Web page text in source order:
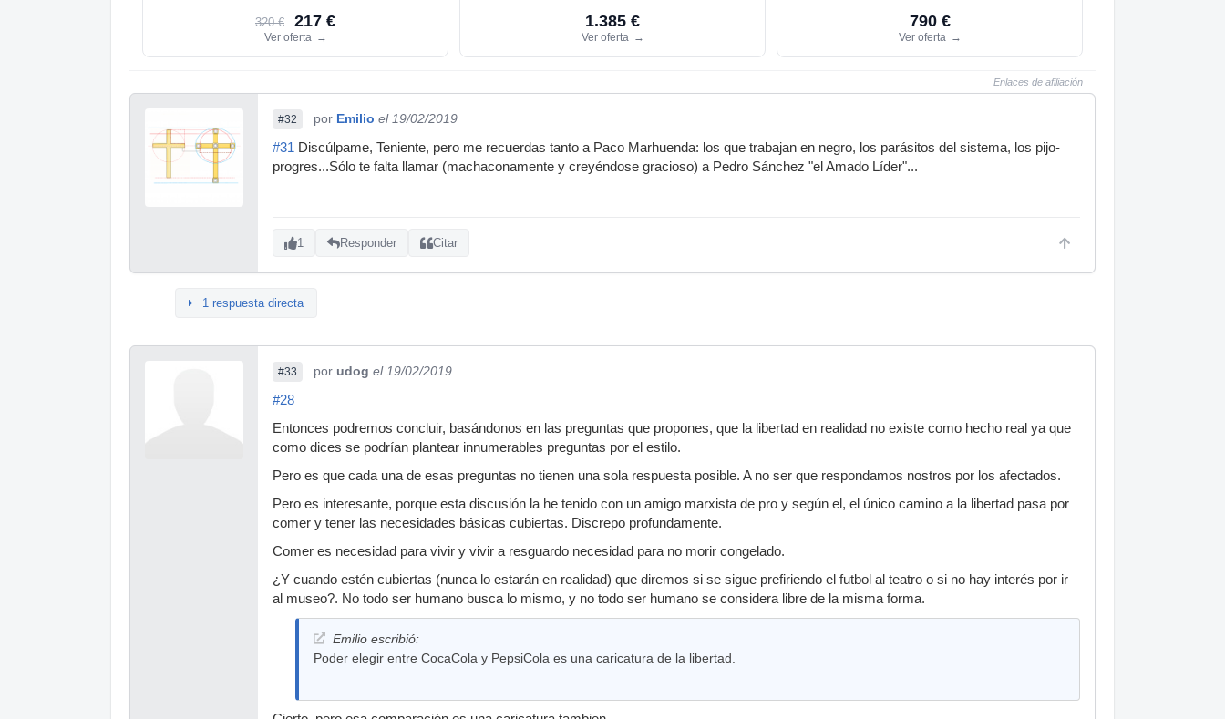
320 € 217 €
Ver oferta →
1.385 €
Ver oferta →
790 €
Ver oferta →
Enlaces de afiliación
#32 por Emilio el 19/02/2019
#31 Discúlpame, Teniente, pero me recuerdas tanto a Paco Marhuenda: los que trabajan en negro, los parásitos del sistema, los pijo-
progres...Sólo te falta llamar (machaconamente y creyéndose gracioso) a Pedro Sánchez "el Amado Líder"...
1 Responder Citar
1 respuesta directa
#33 por udog el 19/02/2019
#28
Entonces podremos concluir, basándonos en las preguntas que propones, que la libertad en realidad no existe como hecho real ya que
como dices se podrían plantear innumerables preguntas por el estilo.
Pero es que cada una de esas preguntas no tienen una sola respuesta posible. A no ser que respondamos nostros por los afectados.
Pero es interesante, porque esta discusión la he tenido con un amigo marxista de pro y según el, el único camino a la libertad pasa por
comer y tener las necesidades básicas cubiertas. Discrepo profundamente.
Comer es necesidad para vivir y vivir a resguardo necesidad para no morir congelado.
¿Y cuando estén cubiertas (nunca lo estarán en realidad) que diremos si se sigue prefiriendo el futbol al teatro o si no hay interés por ir
al museo?. No todo ser humano busca lo mismo, y no todo ser humano se considera libre de la misma forma.
Emilio escribió:
Poder elegir entre CocaCola y PepsiCola es una caricatura de la libertad.